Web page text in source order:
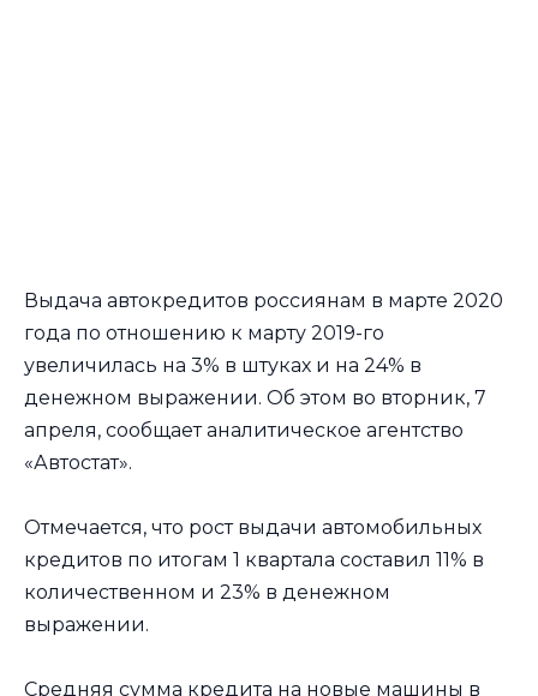
Выдача автокредитов россиянам в марте 2020
года по отношению к марту 2019-го
увеличилась на 3% в штуках и на 24% в
денежном выражении. Об этом во вторник, 7
апреля, сообщает аналитическое агентство
«Автостат».
Отмечается, что рост выдачи автомобильных
кредитов по итогам 1 квартала составил 11% в
количественном и 23% в денежном
выражении.
Средняя сумма кредита на новые машины в